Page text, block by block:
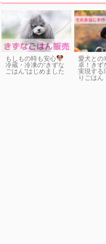
もしもの時も安心
冷蔵・冷凍の“きずな
ごはん”はじめました
愛犬との
卓！きず
実現する
りごはん